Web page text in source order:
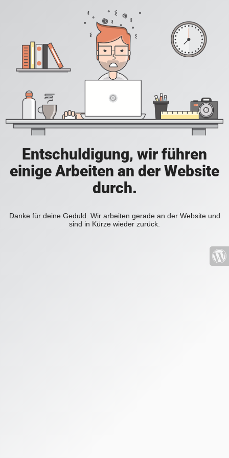
Entschuldigung, wir führen
einige Arbeiten an der Website
durch.
Danke für deine Geduld. Wir arbeiten gerade an der Website und
sind in Kürze wieder zurück.